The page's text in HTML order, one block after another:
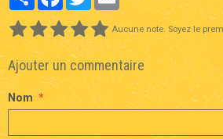
Aucune note. Soyez le
Ajouter un commentaire
Nom